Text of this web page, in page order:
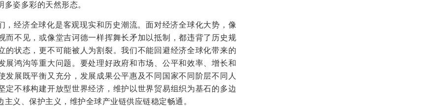
姿多彩的天然形态。
，经济全球化是客观现实和历史潮流。面对经济全球化大势，像
而不见，或像堂吉诃德一样挥舞长矛加以抵制，都违背了历史规
的状态，更不可能被人为割裂。我们不能回避经济全球化带来的
展鸿沟等重大问题。要处理好政府和市场、公平和效率、增长和
发展既平衡又充分，发展成果公平惠及不同国家不同阶层不同人
定不移构建开放型世界经济，维护以世界贸易组织为基石的多边
义、保护主义，维护全球产业链供应链稳定畅通。